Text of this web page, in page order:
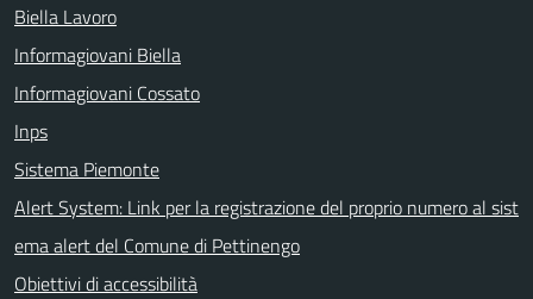
Biella Lavoro
Informagiovani Biella
Informagiovani Cossato
Inps
Sistema Piemonte
Alert System: Link per la registrazione del proprio numero al sist
ema alert del Comune di Pettinengo
Obiettivi di accessibilità